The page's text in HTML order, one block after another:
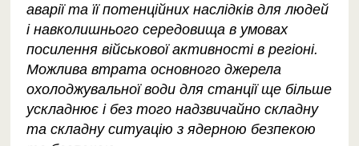
аварії та її потенційних наслідків для людей
і навколишнього середовища в умовах
посилення військової активності в регіоні.
Можлива втрата основного джерела
охолоджувальної води для станції ще більше
ускладнює і без того надзвичайно складну
та складну ситуацію з ядерною безпекою